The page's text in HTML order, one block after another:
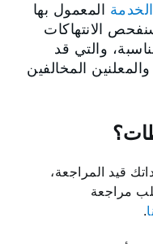
المعمول بها
الانتهاكات
والتي قد
المخالفين
قيد المراجعة،
مراجعة
.